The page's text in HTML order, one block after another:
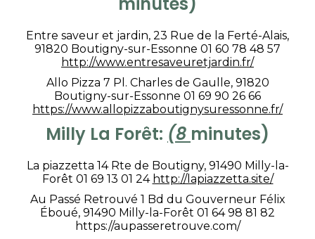
Entre saveur et jardin, 23 Rue de la Ferté-Alais,
91820 Boutigny-sur-Essonne 01 60 78 48 57
http://www.entresaveuretjardin.fr/
Allo Pizza 7 Pl. Charles de Gaulle, 91820
Boutigny-sur-Essonne 01 69 90 26 66
https://www.allopizzaboutignysuressonne.fr/
Milly La Forêt: (8 minutes)
La piazzetta 14 Rte de Boutigny, 91490 Milly-la-
Forêt 01 69 13 01 24 http://lapiazzetta.site/
Au Passé Retrouvé 1 Bd du Gouverneur Félix
Éboué, 91490 Milly-la-Forêt 01 64 98 81 82
https://aupasseretrouve.com/